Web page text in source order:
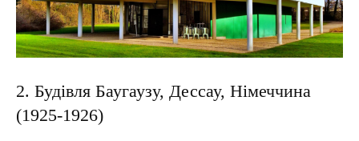
2. Будівля Баугаузу, Дессау, Німеччина
(1925-1926)